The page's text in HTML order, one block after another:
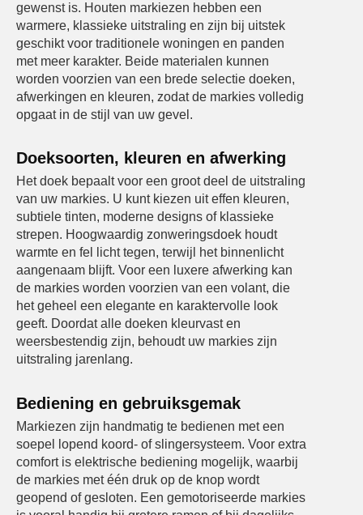
gewenst is. Houten markiezen hebben een
warmere, klassieke uitstraling en zijn bij uitstek
geschikt voor traditionele woningen en panden
met meer karakter. Beide materialen kunnen
worden voorzien van een brede selectie doeken,
afwerkingen en kleuren, zodat de markies volledig
opgaat in de stijl van uw gevel.
Doeksoorten, kleuren en afwerking
Het doek bepaalt voor een groot deel de uitstraling
van uw markies. U kunt kiezen uit effen kleuren,
subtiele tinten, moderne designs of klassieke
strepen. Hoogwaardig zonweringsdoek houdt
warmte en fel licht tegen, terwijl het binnenlicht
aangenaam blijft. Voor een luxere afwerking kan
de markies worden voorzien van een volant, die
het geheel een elegante en karaktervolle look
geeft. Doordat alle doeken kleurvast en
weersbestendig zijn, behoudt uw markies zijn
uitstraling jarenlang.
Bediening en gebruiksgemak
Markiezen zijn handmatig te bedienen met een
soepel lopend koord- of slingersysteem. Voor extra
comfort is elektrische bediening mogelijk, waarbij
de markies met één druk op de knop wordt
geopend of gesloten. Een gemotoriseerde markies